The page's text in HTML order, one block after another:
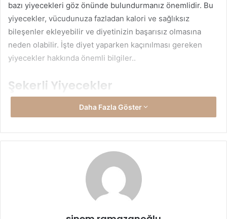
bazı yiyecekleri göz önünde bulundurmanız önemlidir. Bu
yiyecekler, vücudunuza fazladan kalori ve sağlıksız
bileşenler ekleyebilir ve diyetinizin başarısız olmasına
neden olabilir. İşte diyet yaparken kaçınılması gereken
yiyecekler hakkında önemli bilgiler..
Şekerli Yiyecekler
Şekerli yiyecekler, hızlı bir enerji artışı sağlasa da, ani kan
şekeri dalgalanmalarına ve sonrasında enerji düşüşüne yol
açabilir. Ayrıca, aşırı şeker tüketimi kilo alımını artırabilir.
atıştırmalıklardan uzak durmalısınız.
Yağlı Yiyecekler
Daha Fazla Göster